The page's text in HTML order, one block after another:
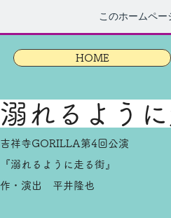
このホームペー
HOME
吉祥寺GORILLA第4回公演
『溺れるように走る街』
作・演出 平井隆也
溺れるよう